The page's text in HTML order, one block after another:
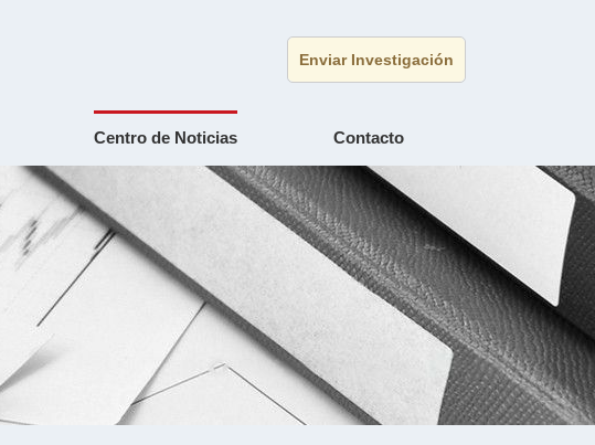
Enviar Investigación
Centro de Noticias Contacto